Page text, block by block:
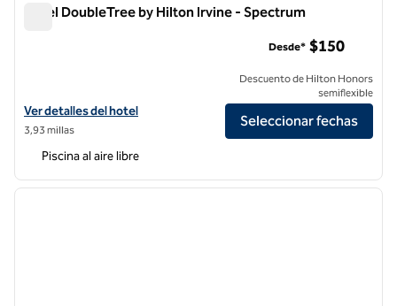
Hotel DoubleTree by Hilton Irvine - Spectrum
Ver detalles del hotel DoubleTree by Hilton Irvine - Spectrum
Ver detalles del hotel
3,93 millas
Desde* $150
Descuento de Hilton Honors
semiflexible
Seleccionar fechas
Piscina al aire libre
1 de 12